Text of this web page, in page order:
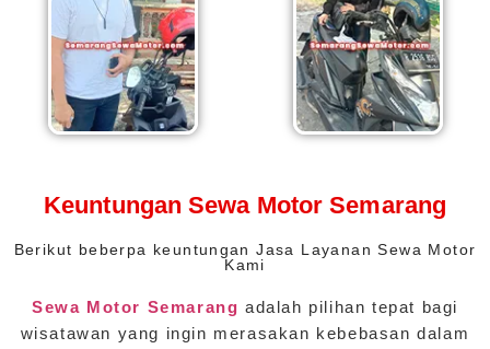
Keuntungan Sewa Motor Semarang
Berikut beberpa keuntungan Jasa Layanan Sewa Motor
Kami
Sewa Motor Semarang adalah pilihan tepat bagi
wisatawan yang ingin merasakan kebebasan dalam